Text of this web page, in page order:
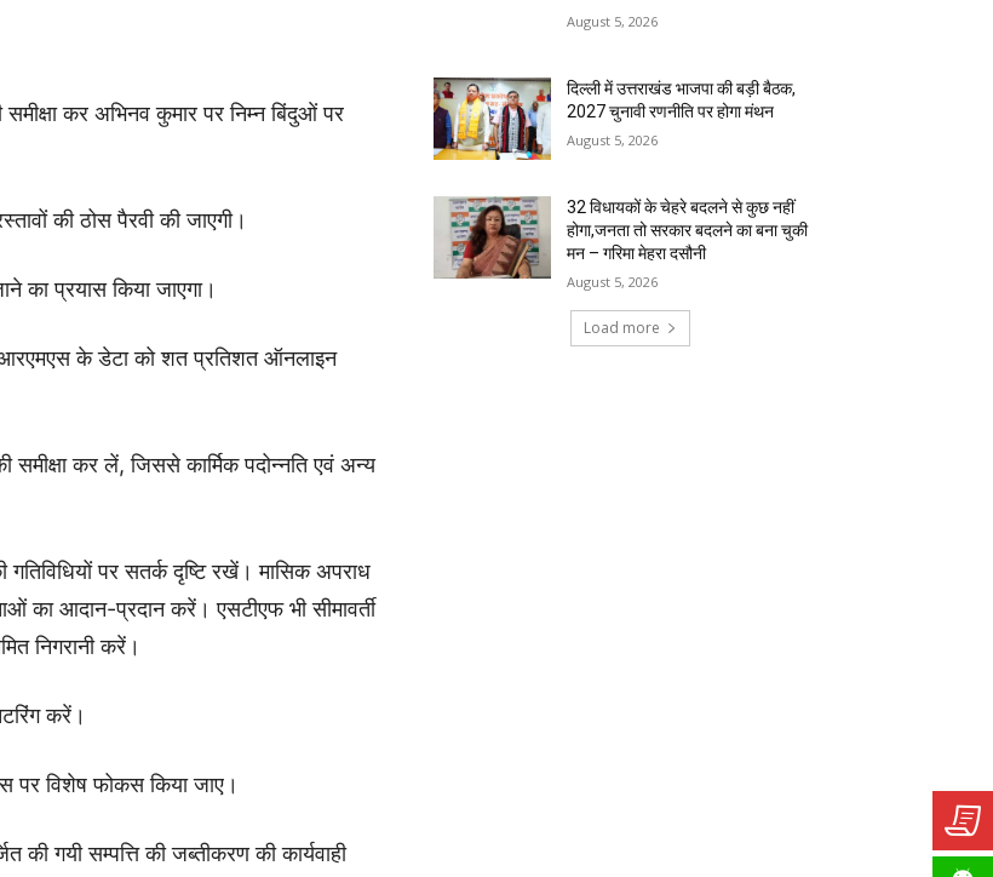
कर अभिनव कुमार पर निम्न बिंदुओं पर
की ठोस पैरवी की जाएगी।
का प्रयास किया जाएगा।
के डेटा को शत प्रतिशत ऑनलाइन
कर लें, जिससे कार्मिक पदोन्नति एवं अन्य
पर सतर्क दृष्टि रखें। मासिक अपराध
का आदान-प्रदान करें। एसटीएफ भी सीमावर्ती
निगरानी करें।
करें।
इस पर विशेष फोकस किया जाए।
गयी सम्पत्ति की जब्तीकरण की कार्यवाही
August 5, 2026
दिल्ली में उत्तराखंड भाजपा की बड़ी बैठक,
2027 चुनावी रणनीति पर होगा मंथन
August 5, 2026
32 विधायकों के चेहरे बदलने से कुछ नहीं
होगा,जनता तो सरकार बदलने का बना चुकी
मन – गरिमा मेहरा दसौनी
August 5, 2026
Load more